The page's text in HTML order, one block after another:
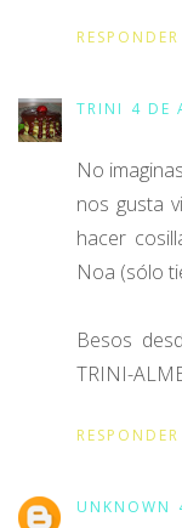
RESPONDER
TRINI 4 DE
No
nos gusta
hacer
Noa (sólo
Besos
TRINI-
RESPONDER
UNKNOWN